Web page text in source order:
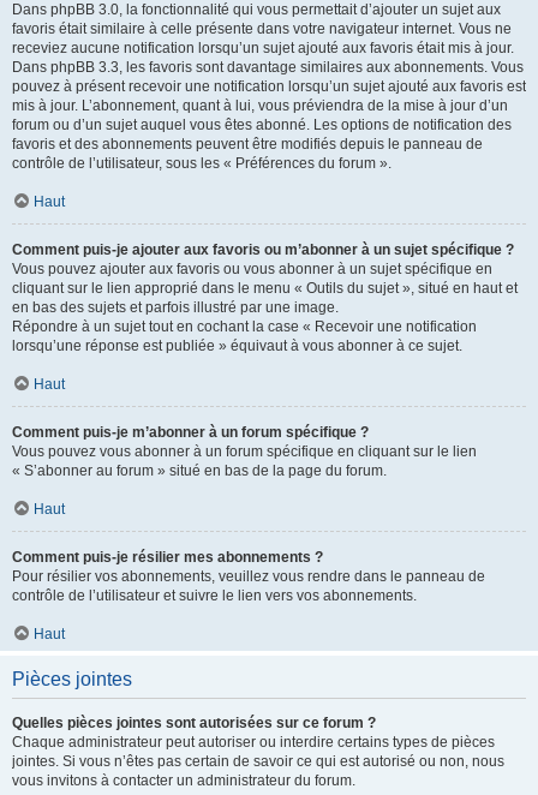
Dans phpBB 3.0, la fonctionnalité qui vous permettait d’ajouter un sujet aux
favoris était similaire à celle présente dans votre navigateur internet. Vous ne
receviez aucune notification lorsqu’un sujet ajouté aux favoris était mis à jour.
Dans phpBB 3.3, les favoris sont davantage similaires aux abonnements. Vous
pouvez à présent recevoir une notification lorsqu’un sujet ajouté aux favoris est
mis à jour. L’abonnement, quant à lui, vous préviendra de la mise à jour d’un
forum ou d’un sujet auquel vous êtes abonné. Les options de notification des
favoris et des abonnements peuvent être modifiés depuis le panneau de
contrôle de l’utilisateur, sous les « Préférences du forum ».
Haut
Comment puis-je ajouter aux favoris ou m’abonner à un sujet spécifique ?
Vous pouvez ajouter aux favoris ou vous abonner à un sujet spécifique en
cliquant sur le lien approprié dans le menu « Outils du sujet », situé en haut et
en bas des sujets et parfois illustré par une image.
Répondre à un sujet tout en cochant la case « Recevoir une notification
lorsqu’une réponse est publiée » équivaut à vous abonner à ce sujet.
Haut
Comment puis-je m’abonner à un forum spécifique ?
Vous pouvez vous abonner à un forum spécifique en cliquant sur le lien
« S’abonner au forum » situé en bas de la page du forum.
Haut
Comment puis-je résilier mes abonnements ?
Pour résilier vos abonnements, veuillez vous rendre dans le panneau de
contrôle de l’utilisateur et suivre le lien vers vos abonnements.
Haut
Pièces jointes
Quelles pièces jointes sont autorisées sur ce forum ?
Chaque administrateur peut autoriser ou interdire certains types de pièces
jointes. Si vous n’êtes pas certain de savoir ce qui est autorisé ou non, nous
vous invitons à contacter un administrateur du forum.